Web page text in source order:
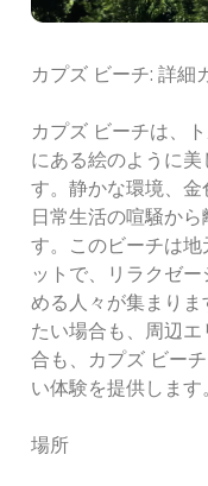
カプズ ビーチ: 詳細
カプズ ビーチは、
にある絵のように
す。静かな環境、金
日常生活の喧騒か
す。このビーチは
ットで、リラクゼ
める人々が集まり
たい場合も、周辺
合も、カプズ ビー
い体験を提供します。
場所